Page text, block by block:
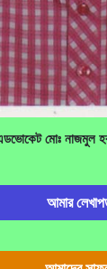
মোঃ নাজমুল
আমার